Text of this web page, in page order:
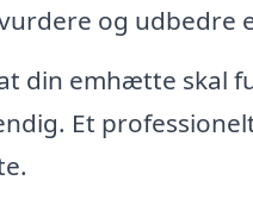
og udbedre
din emhætte skal
Et